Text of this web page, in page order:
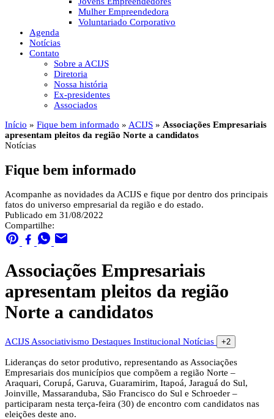
Mulher Empreendedora
Voluntariado Corporativo
Agenda
Notícias
Contato
Sobre a ACIJS
Diretoria
Nossa história
Ex-presidentes
Associados
Início » Fique bem informado » ACIJS » Associações Empresariais
apresentam pleitos da região Norte a candidatos
Notícias
Fique bem informado
Acompanhe as novidades da ACIJS e fique por dentro dos principais
fatos do universo empresarial da região e do estado.
Publicado em 31/08/2022
Compartilhe:
Associações Empresariais
apresentam pleitos da região
Norte a candidatos
ACIJS Associativismo Destaques Institucional Notícias +2
Lideranças do setor produtivo, representando as Associações
Empresariais dos municípios que compõem a região Norte –
Araquari, Corupá, Garuva, Guaramirim, Itapoá, Jaraguá do Sul,
Joinville, Massaranduba, São Francisco do Sul e Schroeder –
participaram nesta terça-feira (30) de encontro com candidatos nas
eleições deste ano.